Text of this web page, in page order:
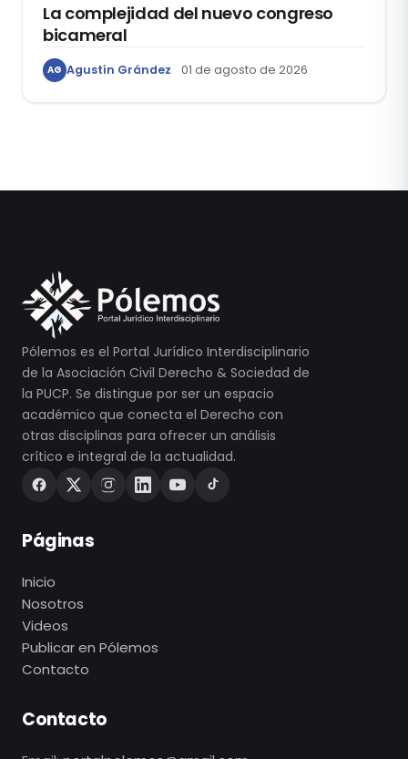
La complejidad del nuevo congreso
bicameral
AG Agustín Grández 01 de agosto de 2026
Pólemos es el Portal Jurídico Interdisciplinario
de la Asociación Civil Derecho & Sociedad de
la PUCP. Se distingue por ser un espacio
académico que conecta el Derecho con
otras disciplinas para ofrecer un análisis
crítico e integral de la actualidad.
Páginas
Inicio
Nosotros
Videos
Publicar en Pólemos
Contacto
Contacto